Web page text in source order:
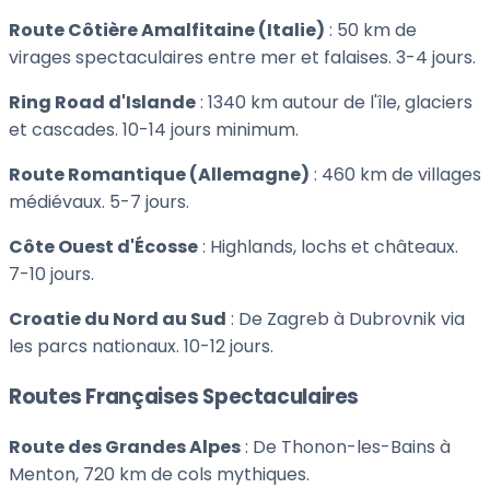
Route Côtière Amalfitaine (Italie) : 50 km de
virages spectaculaires entre mer et falaises. 3-4 jours.
Ring Road d'Islande: 1340 km autour de l'île, glaciers
et cascades. 10-14 jours minimum.
Route Romantique (Allemagne) : 460 km de villages
médiévaux. 5-7 jours.
Côte Ouest d'Écosse: Highlands, lochs et châteaux.
7-10 jours.
Croatie du Nord au Sud : De Zagreb à Dubrovnik via
les parcs nationaux. 10-12 jours.
Routes Françaises Spectaculaires
Route des Grandes Alpes: De Thonon-les-Bains à
Menton, 720 km de cols mythiques.